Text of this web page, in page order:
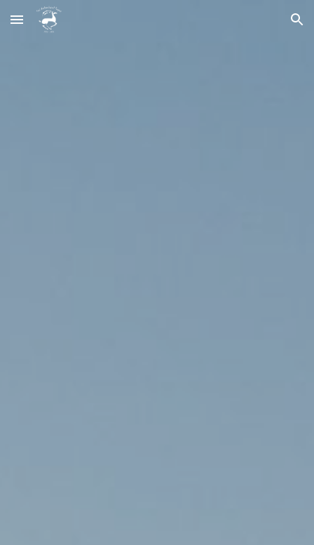
Skip to main content Skip to navigation